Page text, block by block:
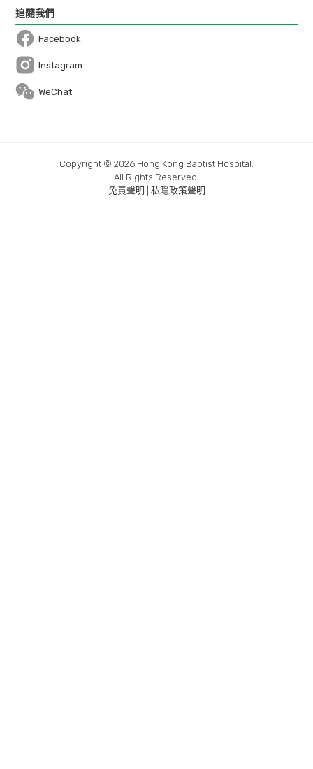
追隨我們
Facebook
Instagram
WeChat
Copyright © 2026 Hong Kong Baptist Hospital.
All Rights Reserved.
免責聲明
私隱政策聲明